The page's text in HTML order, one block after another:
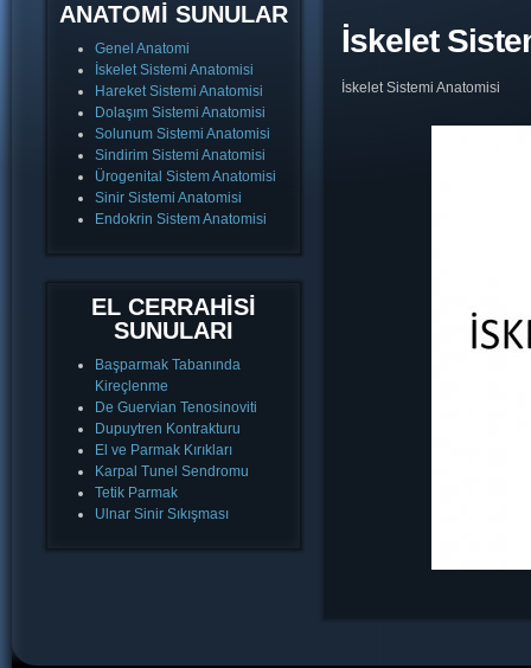
İskelet
İskelet Sistemi Anatomisi
ANATOMİ SUNULAR
Genel Anatomi
İskelet Sistemi Anatomisi
Hareket Sistemi Anatomisi
Dolaşım Sistemi Anatomisi
Solunum Sistemi Anatomisi
Sindirim Sistemi Anatomisi
Ürogenital Sistem Anatomisi
Sinir Sistemi Anatomisi
Endokrin Sistem Anatomisi
EL CERRAHİSİ
SUNULARI
Başparmak Tabanında
Kireçlenme
De Guervian Tenosinoviti
Dupuytren Kontrakturu
El ve Parmak Kırıkları
Karpal Tunel Sendromu
Tetik Parmak
Ulnar Sinir Sıkışması